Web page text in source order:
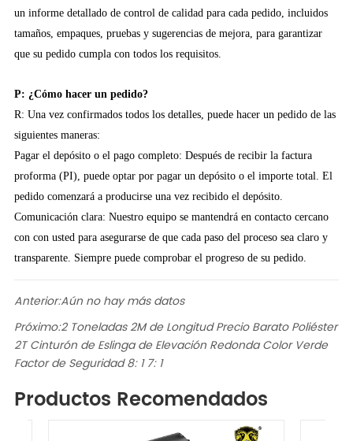
un informe detallado de control de calidad para cada pedido, incluidos
tamaños, empaques, pruebas y sugerencias de mejora, para garantizar
que su pedido cumpla con todos los requisitos.
P: ¿Cómo hacer un pedido?
R: Una vez confirmados todos los detalles, puede hacer un pedido de las
siguientes maneras:
Pagar el depósito o el pago completo: Después de recibir la factura
proforma (PI), puede optar por pagar un depósito o el importe total. El
pedido comenzará a producirse una vez recibido el depósito.
Comunicación clara: Nuestro equipo se mantendrá en contacto cercano
con con usted para asegurarse de que cada paso del proceso sea claro y
transparente. Siempre puede comprobar el progreso de su pedido.
Anterior:Aún no hay más datos
Próximo:2 Toneladas 2M de Longitud Precio Barato Poliéster
2T Cinturón de Eslinga de Elevación Redonda Color Verde
Factor de Seguridad 8: 1 7: 1
Productos Recomendados